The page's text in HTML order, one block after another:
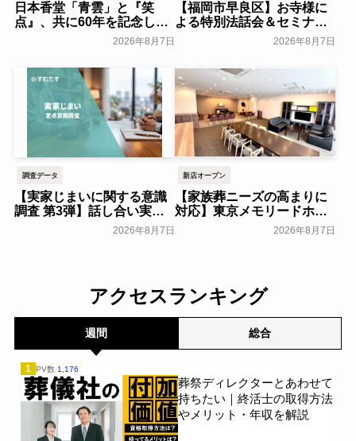
日本香堂「青雲」と『笑
点』、共に60年を記念した
初コラボ！オリジナルグッ
ズのプレゼントキャンペー
ンを実施～日本香堂～
一般公開
2026年8月7日
【福岡市早良区】お寺様に
よる特別法話会＆セミナー
特典「無料試食会」を8月
18日(月)にシティホール飯
一般公開
2026年8月7日
調査データ
【実家じまいに関する意識
調査 第3弾】話し合い実施
率は29.5％で前回から低
下。「大相続時代」でも家
2026年8月7日
新店オープン
【家族葬ニーズの高まりに
対応】東京メモリードホー
ルに貸切型家族葬空間『第
８ホール～Living～』オー
2026年8月7日
アクセスランキング
週間 総合
1 PV数 1,176
葬祭ディレクターとあわせて
持ちたい｜終活士の取得方法
やメリット・年収を解説